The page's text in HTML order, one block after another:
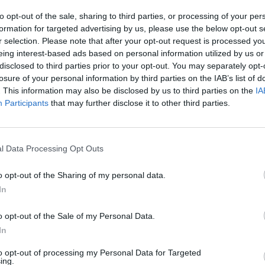
opt-out of the sale, sharing to third parties, or processing of your
for targeted advertising by us, please use the below opt-out
selection. Please note that after your opt-out request is processed
interest-based ads based on personal information utilized by us
to third parties prior to your opt-out. You may separately
of your personal information by third parties on the IAB’s list of
This information may also be disclosed by us to third parties on the
Participants that may further disclose it to other third parties.
Data Processing Opt Outs
opt-out of the Sharing of my personal data.
opt-out of the Sale of my Personal Data.
opt-out of processing my Personal Data for Targeted
o handbol. El consistorio adjudicó su gestión
Martí Esports (ASME),que se impuso a otras
hacerse con un contrato de dos años y medio por
997.000 euros.
Barcelona,Jaume Collboni , ha señalado que “ este
respuesta a la petición de muchas federaciones
que carecían de instalaciones porque se
”, mientras que la regidora del distrito, Marta
comunitario.
se organiza en
y unpabellón triple interior. Dispone de salas
tenis de mesa y gimnasia artística
de uso diverso. La instalación incorpora